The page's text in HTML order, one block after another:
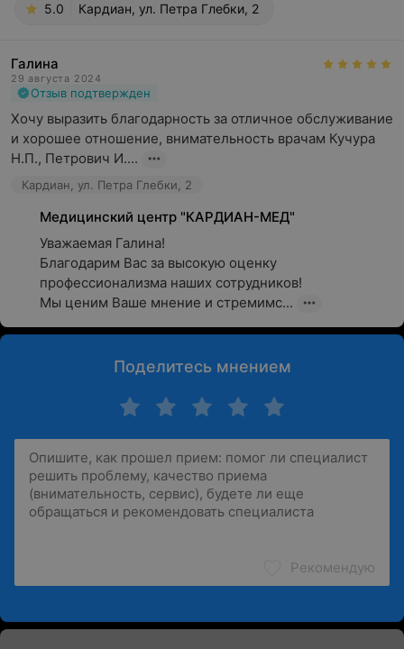
5.0 Кардиан, ул. Петра Глебки, 2
Галина
29 августа 2024
Отзыв подтвержден
Хочу выразить благодарность за отличное обслуживание
и хорошее отношение, внимательность врачам Кучура
Н.П., Петрович И....
Кардиан, ул. Петра Глебки, 2
Медицинский центр "КАРДИАН-МЕД"
Уважаемая Галина!
Благодарим Вас за высокую оценку
профессионализма наших сотрудников!
Мы ценим Ваше мнение и стремимс...
Поделитесь мнением
Рекомендую